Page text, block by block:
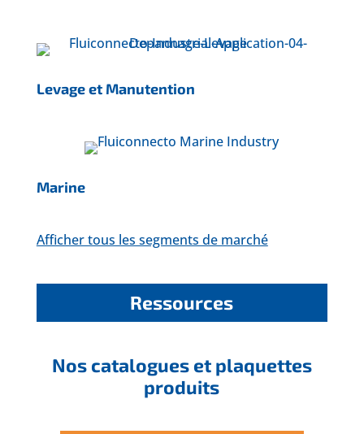
Levage et Manutention
Marine
Afficher tous les segments de marché
Ressources
Nos catalogues et plaquettes
produits